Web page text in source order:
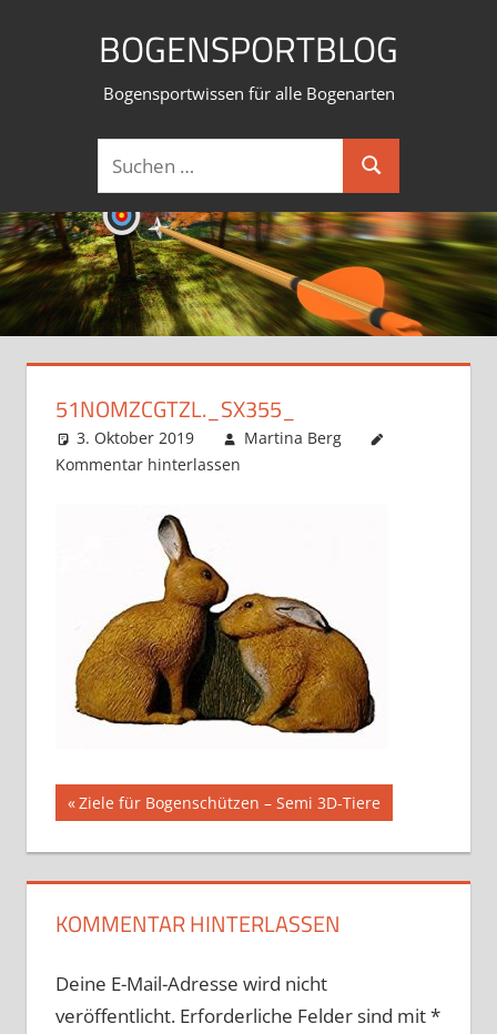
BOGENSPORTBLOG
Bogensportwissen für alle Bogenarten
Suchen
nach:
Suchen
51NOMZCGTZL._SX355_
3. Oktober 2019
Martina Berg
Kommentar hinterlassen
Beitragsnavigation
Vorheriger
Beitrag:
Ziele für Bogenschützen – Semi 3D-Tiere
KOMMENTAR HINTERLASSEN
Deine E-Mail-Adresse wird nicht
veröffentlicht. Erforderliche Felder sind mit*